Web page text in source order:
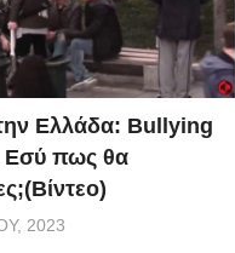
Ελλάδα: Bullying
Εσύ πως θα
2023